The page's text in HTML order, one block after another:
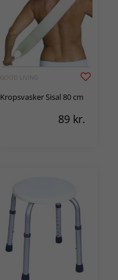
GOOD LIVING
Kropsvasker Sisal 80 cm
89 kr.